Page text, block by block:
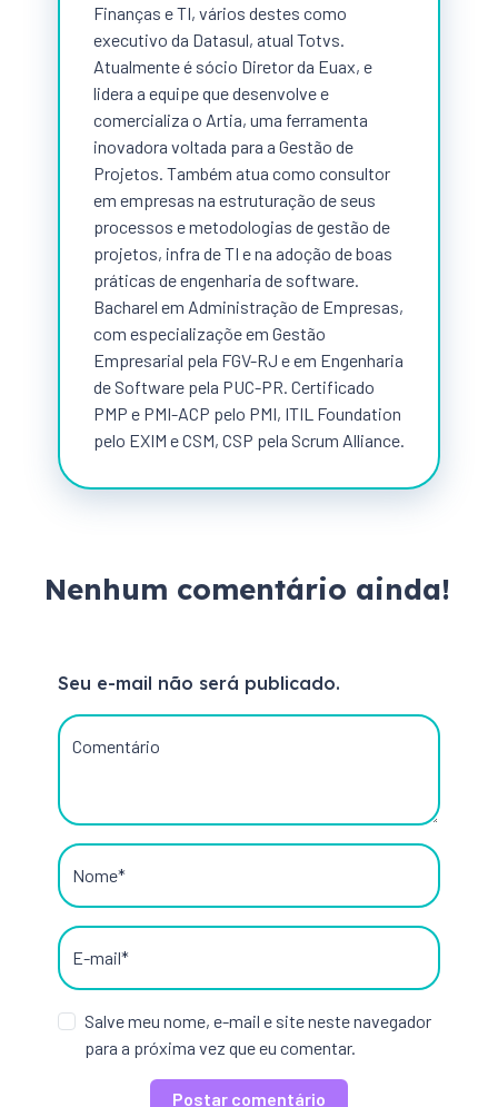
Finanças e TI, vários destes como
executivo da Datasul, atual Totvs.
Atualmente é sócio Diretor da Euax, e
lidera a equipe que desenvolve e
comercializa o Artia, uma ferramenta
inovadora voltada para a Gestão de
Projetos. Também atua como consultor
em empresas na estruturação de seus
processos e metodologias de gestão de
projetos, infra de TI e na adoção de boas
práticas de engenharia de software.
Bacharel em Administração de Empresas,
com especializaçõe em Gestão
Empresarial pela FGV-RJ e em Engenharia
de Software pela PUC-PR. Certificado
PMP e PMI-ACP pelo PMI, ITIL Foundation
pelo EXIM e CSM, CSP pela Scrum Alliance.
Nenhum comentário ainda!
Seu e-mail não será publicado.
Comentário
Nome*
E-mail*
Salve meu nome, e-mail e site neste navegador
para a próxima vez que eu comentar.